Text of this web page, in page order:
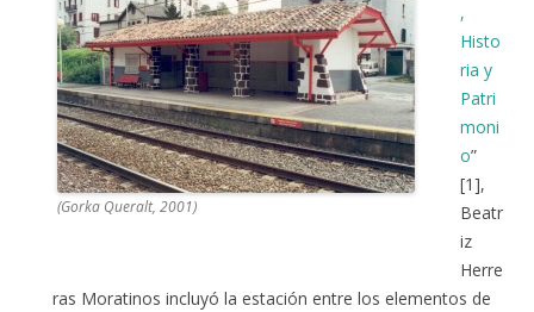
(Gorka Queralt, 2001)
,
Histo
ria y
Patri
moni
o”
[1],
Beatr
iz
Herre
ras Moratinos incluyó la estación entre los elementos de